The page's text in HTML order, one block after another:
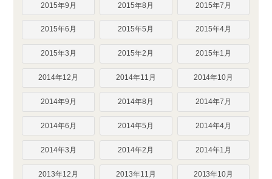
2015年9月 2015年8月 2015年7月
2015年6月 2015年5月 2015年4月
2015年3月 2015年2月 2015年1月
2014年12月 2014年11月 2014年10月
2014年9月 2014年8月 2014年7月
2014年6月 2014年5月 2014年4月
2014年3月 2014年2月 2014年1月
2013年12月 2013年11月 2013年10月